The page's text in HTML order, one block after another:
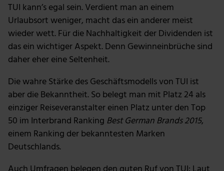
TUI kann’s egal sein. Verdient man an einem
Urlaubsort weniger, macht das ein anderer meist
wieder wett. Für die Nachhaltigkeit der Dividenden ist
das ein wichtiger Aspekt. Denn Gewinneinbrüche sind
daher eher eine Seltenheit.
Die wahre Stärke des Geschäftsmodells von TUI ist
aber die Bekanntheit. So belegt man mit Platz 24 als
einziger Reiseveranstalter einen Platz unter den Top
50 im Interbrand Ranking Best German Brands 2015,
einem Ranking der bekanntesten Marken
Deutschlands.